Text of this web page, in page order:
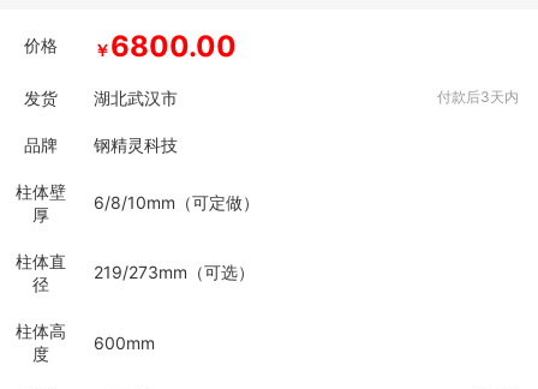
价格 ￥6800.00
发货 湖北武汉市 付款后3天内
品牌 钢精灵科技
柱体壁
厚
6/8/10mm（可定做）
柱体直
径
219/273mm（可选）
柱体高
度
600mm